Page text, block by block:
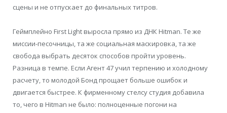
сцены и не отпускает до финальных титров.
Геймплейно First Light выросла прямо из ДНК Hitman. Те же
миссии-песочницы, та же социальная маскировка, та же
свобода выбрать десяток способов пройти уровень.
Разница в темпе. Если Агент 47 учил терпению и холодному
расчету, то молодой Бонд прощает больше ошибок и
двигается быстрее. К фирменному стелсу студия добавила
то, чего в Hitman не было: полноценные погони на